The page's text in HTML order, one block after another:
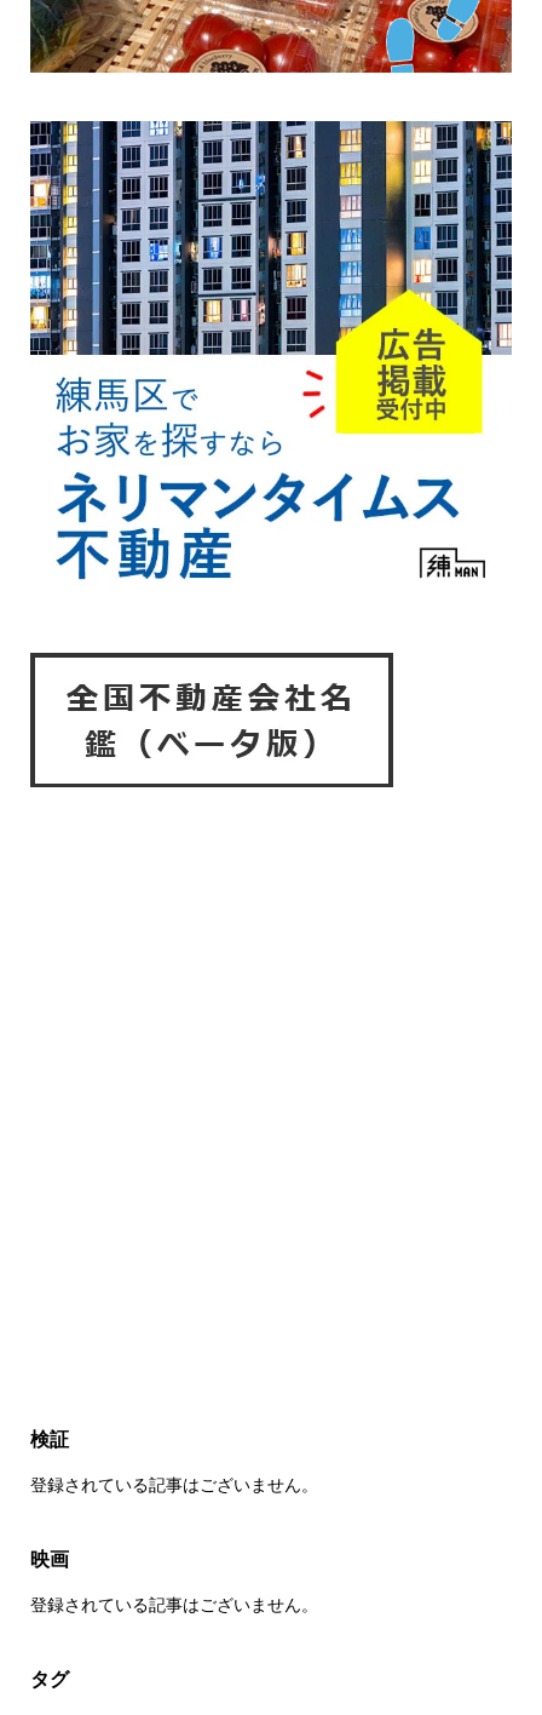
検証
登録されている記事はございません。
映画
登録されている記事はございません。
タグ